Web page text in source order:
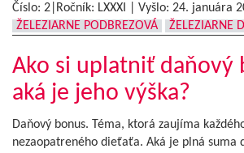
Číslo: 2|Ročník: LXXXI | Vyšlo: 24. januára
ŽELEZIARNE PODBREZOVÁ
ŽELEZIARNE
Ako si uplatniť daňový
aká je jeho výška?
Daňový bonus. Téma, ktorá zaujíma
nezaopatreného dieťaťa. Aká je plná suma